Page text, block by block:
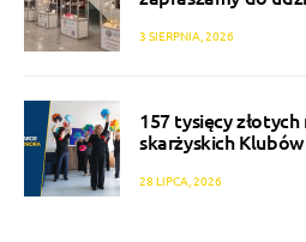
3 SIERPNIA, 2026
157 tysięcy złotych
skarżyskich
28 LIPCA, 2026